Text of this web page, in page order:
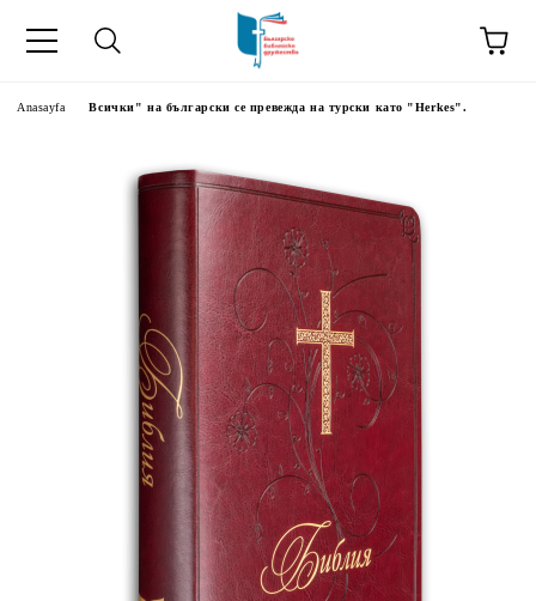
in Turkish.
Anasayfa Всички" на български се превежда на турски като "Herkes".